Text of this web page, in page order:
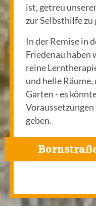
ist, getreu
zur Selbsthilfe zu
In der Remise in
Friedenau haben
reine
und helle
Garten - es
geben.